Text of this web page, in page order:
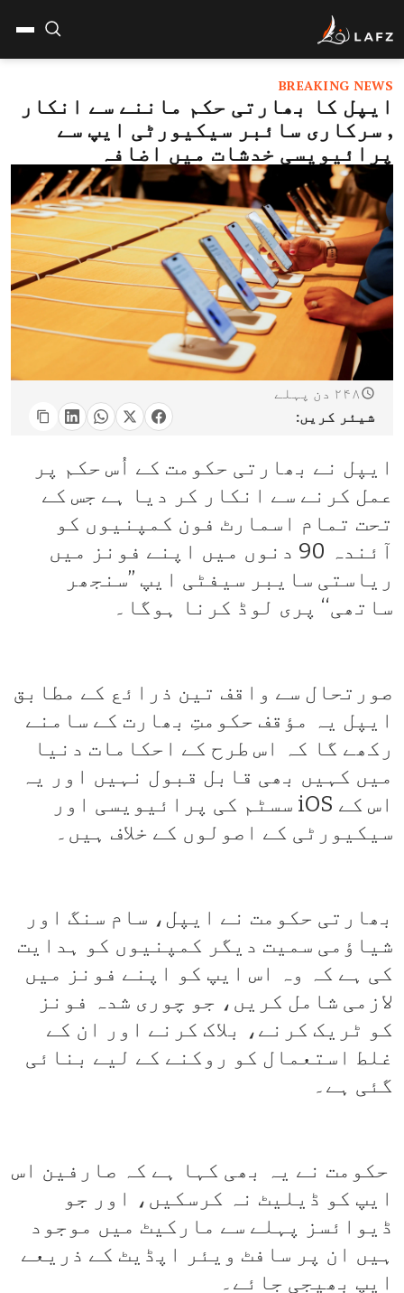
BREAKING NEWS
ایپل کا بھارتی حکم ماننے سے انکار
, سرکاری سائبر سیکیورٹی ایپ سے
پرائیویسی خدشات میں اضافہ
۲۴۸ دن پہلے
شیئر کریں:
ایپل نے بھارتی حکومت کے اُس حکم پر
عمل کرنے سے انکار کر دیا ہے جس کے
تحت تمام اسمارٹ فون کمپنیوں کو
آئندہ 90 دنوں میں اپنے فونز میں
ریاستی سایبر سیفٹی ایپ ’’سنجھر
ساتھی‘‘ پری لوڈ کرنا ہوگا۔
صورتحال سے واقف تین ذرائع کے مطابق
ایپل یہ مؤقف حکومتِ بھارت کے سامنے
رکھے گا کہ اس طرح کے احکامات دنیا
میں کہیں بھی قابل قبول نہیں اور یہ
اس کے iOS سسٹم کی پرائیویسی اور
سیکیورٹی کے اصولوں کے خلاف ہیں۔
بھارتی حکومت نے ایپل، سام سنگ اور
شیاؤمی سمیت دیگر کمپنیوں کو ہدایت
کی ہے کہ وہ اس ایپ کو اپنے فونز میں
لازمی شامل کریں، جو چوری شدہ فونز
کو ٹریک کرنے، بلاک کرنے اور ان کے
غلط استعمال کو روکنے کے لیے بنائی
گئی ہے۔
حکومت نے یہ بھی کہا ہے کہ صارفین اس
ایپ کو ڈیلیٹ نہ کرسکیں، اور جو
ڈیوائسز پہلے سے مارکیٹ میں موجود
ہیں ان پر سافٹ ویئر اپڈیٹ کے ذریعے
ایپ بھیجی جائے۔